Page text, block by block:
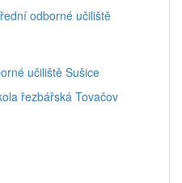
odborné učiliště
učiliště Sušice
řezbářská Tovačov